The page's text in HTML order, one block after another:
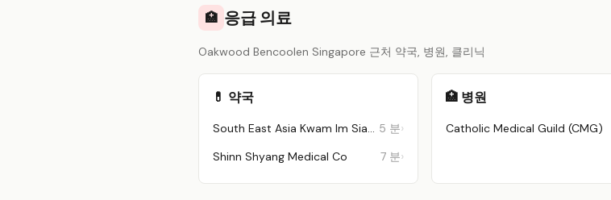
🏥 응급 의료
Oakwood Bencoolen Singapore 근처 약국, 병원, 클리닉
💊 약국
5 분
Shinn Shyang Medical Co
7 분
🏥 병원
Catholic Medical Guild (CMG)